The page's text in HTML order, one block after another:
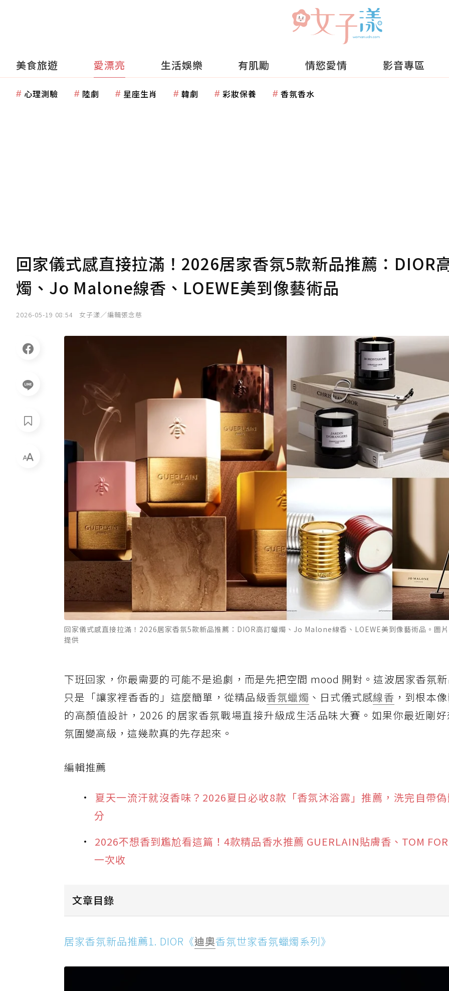
美食旅遊 愛漂亮 生活娛樂 有肌勵 情慾愛情 影音專區
心理測驗 陸劇 星座生肖 韓劇 彩妝保養 香氛香水
回家儀式感直接拉滿！2026居家香氛5款新品推薦：DIOR
燭、Jo Malone線香、LOEWE美到像藝術品
2026-05-19 08:54 女子漾／編輯張念慈
回家儀式感直接拉滿！2026居家香氛5款新品推薦：DIOR高訂蠟燭、Jo Malone線香、LOEWE美到像藝術品。圖
提供
下班回家，你最需要的可能不是追劇，而是先把空間 mood 開對。這波居家香氛
只是「讓家裡香香的」這麼簡單，從精品級香氛蠟燭 、日式儀式感線香 ，到根本
的高顏值設計，2026 的居家香氛戰場直接升級成生活品味大賽。如果你最近剛
氛圍變高級，這幾款真的先存起來。
編輯推薦
夏天一流汗就沒香味？2026夏日必收8款「香氛沐浴露」推薦，洗完自帶
分
2026不想香到尷尬看這篇！4款精品香水推薦 GUERLAIN貼膚香、TOM
一次收
文章目錄
居家香氛新品推薦2. Jo Malone London 線香系列
居家香氛新品推薦3. LOEWE 質感蠟燭系列
居家香氛新品推薦1. DIOR《迪奧香氛世家香氛蠟燭系列》